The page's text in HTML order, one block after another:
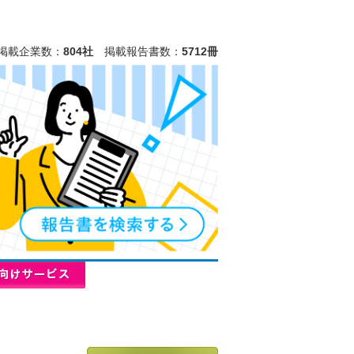
載企業数： 804社 掲載報告書数： 5712冊